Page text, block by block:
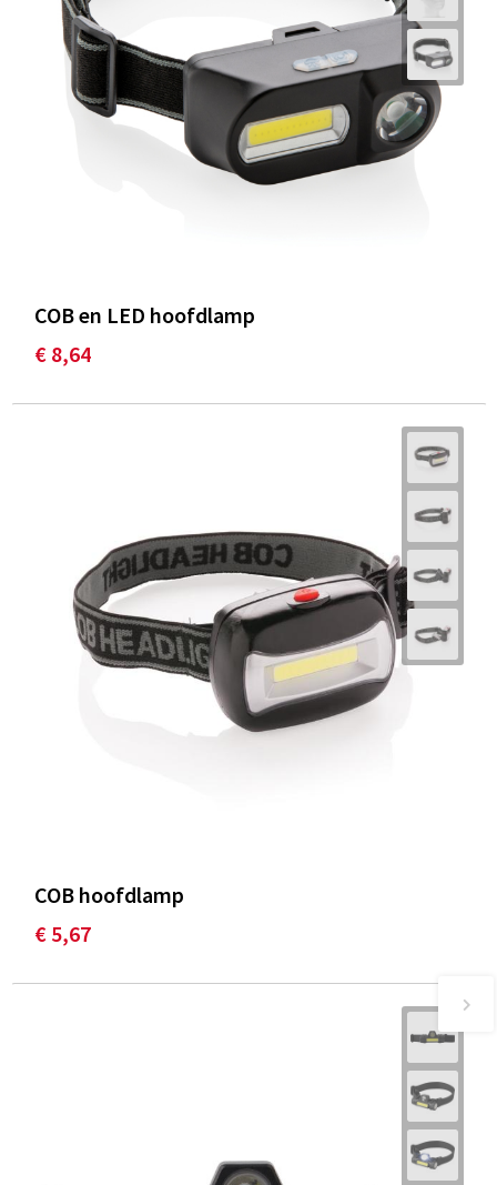
COB en LED hoofdlamp
€ 8,64
COB hoofdlamp
€ 5,67